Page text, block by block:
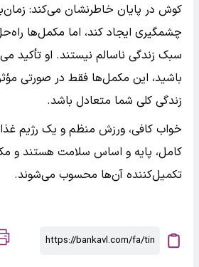
کوش در پایان خاطرنشان می‌کند:
چشمگیری ایجاد کند، اما مکمل‌ها
سبک زندگی ناسالم نیستند. او تأکید
باشید، این مکمل‌ها فقط در صورتی
زندگی کلی شما متعادل باشد.
خواب کافی، ورزش منظم و یک رژیم
کامل، پایه و اساس سلامت هستند و
تکمیل‌کننده آن‌ها محسوب می‌شوند.